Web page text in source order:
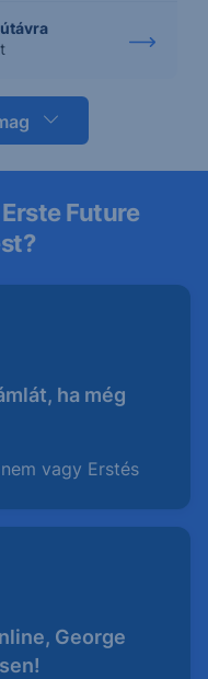
Future
ha még
vagy Erstés
George